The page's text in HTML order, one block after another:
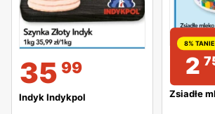
35 99
Indyk Indykpol
8%
2
Zsiadłe